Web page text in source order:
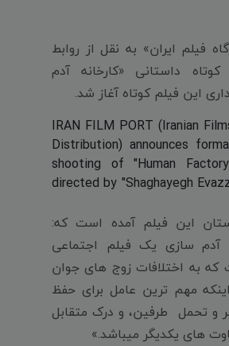
فیلم ایران» به نقل از روابط
داستانی «کارخانه آدم
این فیلم کوتاه آغاز شد.
IRAN FILM PORT (Iranian
Distribution) announces
shooting of "Human
directed by "Shaghayegh
این فیلم آمده است که:
آدم سازی یک فیلم اجتماعی
که به اختلافات زوج های جوان
مهم ترین عامل برای حفظ
و تحمل طرفین، و درک متقابل
های یکدیگر میباشد.»